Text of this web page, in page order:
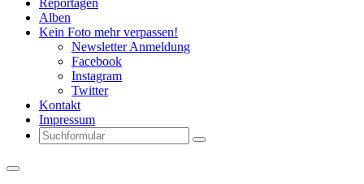
Reportagen
Alben
Kein Foto mehr verpassen!
Newsletter Anmeldung
Facebook
Instagram
Twitter
Kontakt
Impressum
Search